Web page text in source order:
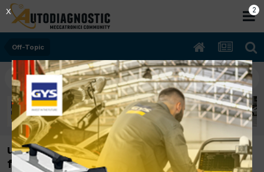
Off-Topic
un volano due alberi a camme e un dico
freno.
1
X